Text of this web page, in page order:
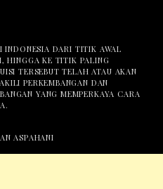
INDONESIA DARI TITIK AWAL
HINGGA KE TITIK PALING
TERSEBUT TELAH ATAU AKAN
PERKEMBANGAN DAN
YANG MEMPERKAYA CARA
ASPAHANI